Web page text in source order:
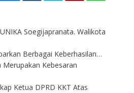
Soegijapranata. Walikota
Berbagai Keberhasilan…
Kebesaran
Ketua DPRD KKT Atas